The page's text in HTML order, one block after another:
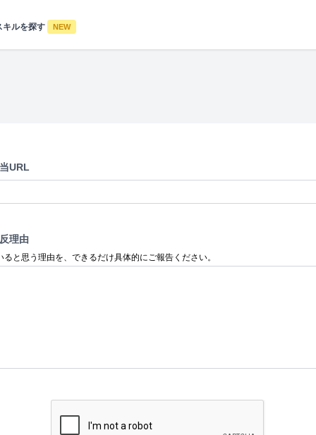
キルを探す NEW
URL
理由
ると思う理由を、できるだけ具体的にご報告ください。